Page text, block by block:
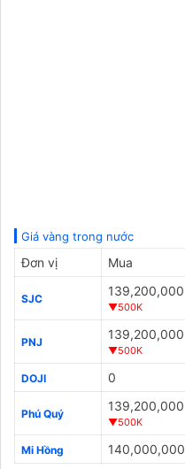
Giá vàng trong nước
Đơn vị Mua
SJC
139,200,000
▼500K
PNJ
139,200,000
▼500K
DOJI 0
Phú Quý
139,200,000
▼500K
Mi Hồng 140,000,000